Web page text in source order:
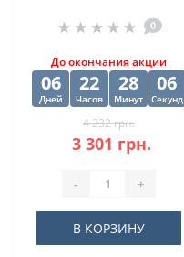
10х84х133 мм
0
До окончания акции
06
Дней
22
Часов
28
Минут
05
Секунд
4 232 грн.
3 301 грн.
- +
В КОРЗИНУ